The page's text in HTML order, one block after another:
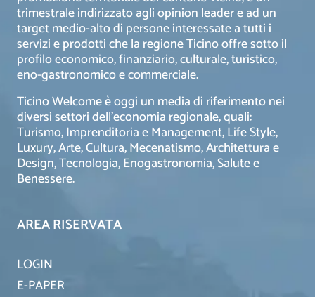
trimestrale indirizzato agli opinion leader e ad un
target medio-alto di persone interessate a tutti i
servizi e prodotti che la regione Ticino offre sotto il
profilo economico, finanziario, culturale, turistico,
eno-gastronomico e commerciale.
Ticino Welcome è oggi un media di riferimento nei
diversi settori dell’economia regionale, quali:
Turismo, Imprenditoria e Management, Life Style,
Luxury, Arte, Cultura, Mecenatismo, Architettura e
Design, Tecnologia, Enogastronomia, Salute e
Benessere.
AREA RISERVATA
LOGIN
E-PAPER